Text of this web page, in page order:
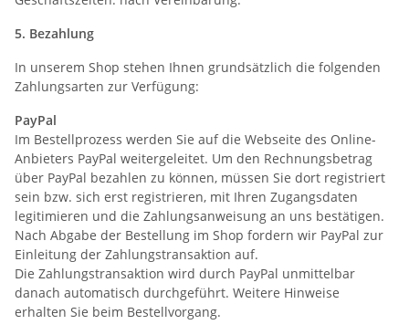
5. Bezahlung
In unserem Shop stehen Ihnen grundsätzlich die folgenden
Zahlungsarten zur Verfügung:
PayPal
Im Bestellprozess werden Sie auf die Webseite des Online-
Anbieters PayPal weitergeleitet. Um den Rechnungsbetrag
über PayPal bezahlen zu können, müssen Sie dort registriert
sein bzw. sich erst registrieren, mit Ihren Zugangsdaten
legitimieren und die Zahlungsanweisung an uns bestätigen.
Nach Abgabe der Bestellung im Shop fordern wir PayPal zur
Einleitung der Zahlungstransaktion auf.
Die Zahlungstransaktion wird durch PayPal unmittelbar
danach automatisch durchgeführt. Weitere Hinweise
erhalten Sie beim Bestellvorgang.